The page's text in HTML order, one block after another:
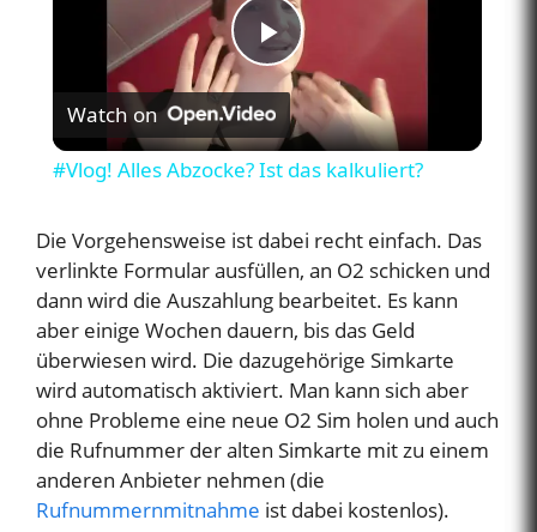
P
l
y
V
i
d
Watch on
#Vlog! Alles Abzocke? Ist das kalkuliert?
Die Vorgehensweise ist dabei recht einfach. Das
verlinkte Formular ausfüllen, an O2 schicken und
dann wird die Auszahlung bearbeitet. Es kann
aber einige Wochen dauern, bis das Geld
überwiesen wird. Die dazugehörige Simkarte
wird automatisch aktiviert. Man kann sich aber
ohne Probleme eine neue O2 Sim holen und auch
die Rufnummer der alten Simkarte mit zu einem
anderen Anbieter nehmen (die
Rufnummernmitnahme ist dabei kostenlos).